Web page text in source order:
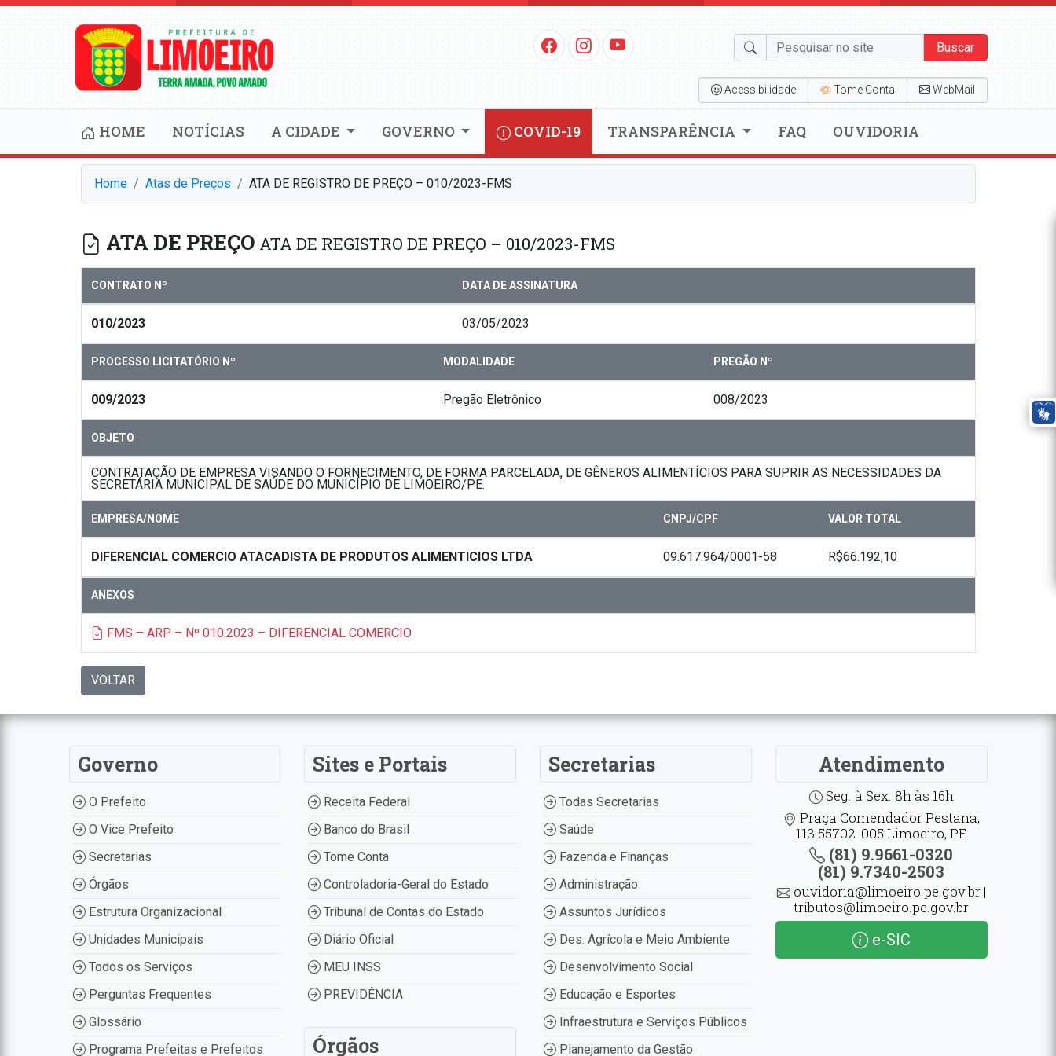
Buscar
Acessibilidade Tome Conta WebMail
HOME NOTÍCIAS A CIDADE GOVERNO COVID-19 TRANSPARÊNCIA FAQ OUVIDORIA
Home Atas de Preços ATA DE REGISTRO DE PREÇO – 010/2023-FMS
ATA DE PREÇO ATA DE REGISTRO DE PREÇO – 010/2023-FMS
CONTRATO Nº DATA DE ASSINATURA
010/2023 03/05/2023
PROCESSO LICITATÓRIO Nº MODALIDADE PREGÃO Nº
009/2023 Pregão Eletrônico 008/2023
OBJETO
CONTRATAÇÃO DE EMPRESA VISANDO O FORNECIMENTO, DE FORMA PARCELADA, DE GÊNEROS ALIMENTÍCIOS PARA SUPRIR AS NECESSIDADES DA
SECRETÁRIA MUNICIPAL DE SAÚDE DO MUNICÍPIO DE LIMOEIRO/PE.
EMPRESA/NOME CNPJ/CPF VALOR TOTAL
DIFERENCIAL COMERCIO ATACADISTA DE PRODUTOS ALIMENTICIOS LTDA 09.617.964/0001-58 R$66.192,10
ANEXOS
FMS – ARP – Nº 010.2023 – DIFERENCIAL COMERCIO
VOLTAR
Governo
O Prefeito
O Vice Prefeito
Secretarias
Órgãos
Estrutura Organizacional
Unidades Municipais
Todos os Serviços
Perguntas Frequentes
Glossário
Programa Prefeitas e Prefeitos
Sites e Portais
Receita Federal
Banco do Brasil
Tome Conta
Controladoria-Geral do Estado
Tribunal de Contas do Estado
Diário Oficial
MEU INSS
PREVIDÊNCIA
Órgãos
Secretarias
Todas Secretarias
Saúde
Fazenda e Finanças
Administração
Assuntos Jurídicos
Des. Agrícola e Meio Ambiente
Desenvolvimento Social
Educação e Esportes
Infraestrutura e Serviços Públicos
Planejamento da Gestão
Atendimento
Seg. à Sex. 8h às 16h
Praça Comendador Pestana,
113 55702-005 Limoeiro, PE
(81) 9.9661-0320
(81) 9.7340-2503
ouvidoria@limoeiro.pe.gov.br |
tributos@limoeiro.pe.gov.br
e-SIC